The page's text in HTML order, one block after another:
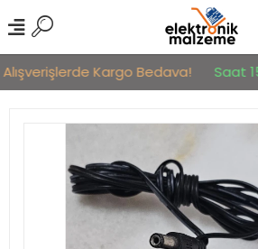
Kargo Bedava! Saat